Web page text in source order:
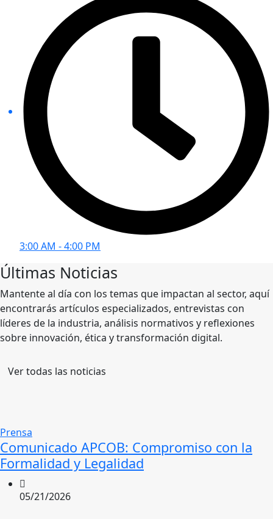
3:00 AM - 4:00 PM
Últimas Noticias
Mantente al día con los temas que impactan al sector, aquí
encontrarás artículos especializados, entrevistas con
líderes de la industria, análisis normativos y reflexiones
sobre innovación, ética y transformación digital.
Ver todas las noticias
Prensa
Comunicado APCOB: Compromiso con la
Formalidad y Legalidad​
05/21/2026